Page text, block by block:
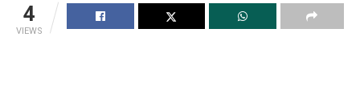
4
VIEWS